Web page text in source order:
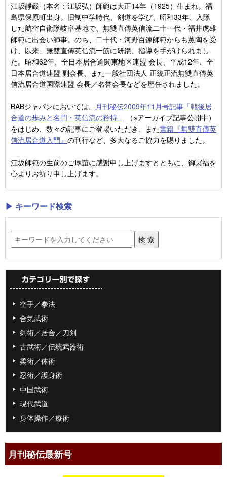
江坂靜嚴（本名：江坂弘）師範は大正14年（1925）生まれ。福
島県保原町出身。旧制中学時代、剣道を学び、昭和33年、入隊
した航空自衛隊岐阜基地で、無雙直傳英信流二十一代・福井虎雄
師範に出会い師事。のち、二十代・河野百錬師範からも薫陶を受
け、以来、無雙直傳英信流一筋に研鑽、指導を手がけられまし
た。昭和62年、全日本居合道関東地区連盟 会長、平成12年、全
日本居合道連盟 副会長、また一般社団法人 正統正流無雙直傳英
信流居合道国際連盟 会長／名誉会長などを歴任されました。
BABジャパンにおいては、 月刊秘伝2009年11月号記事「戦後居
合道の歩みと名門・英信流の矜持」
（※アーカイブ記事公開中）
をはじめ、数々の記事にご登場いただき、また書籍『無雙直傳英
信流居合道入門』 の刊行など、多大なるご協力を賜りました。
江坂師範の生前のご厚誼に感謝申し上げますとともに、御冥福を
心よりお祈り申し上げます。
▶ キーワード検索
空手／拳法
合気武術
剣術／居合／刀剣
古武術／伝統武器術
柔術／体術
忍術／護身術
中国武術
現代武道
身体操作／療術
月刊秘伝最新号